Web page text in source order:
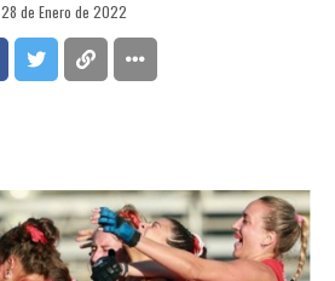
28 de Enero de 2022